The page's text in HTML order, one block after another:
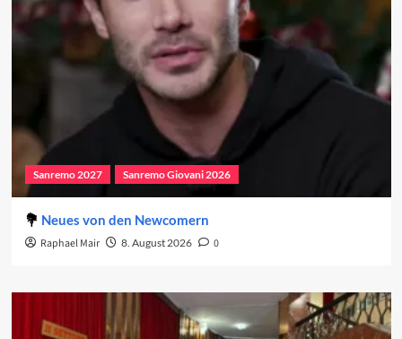
Sanremo 2027 Sanremo Giovani 2026
Neues von den Newcomern
Raphael Mair 8. August 2026 0